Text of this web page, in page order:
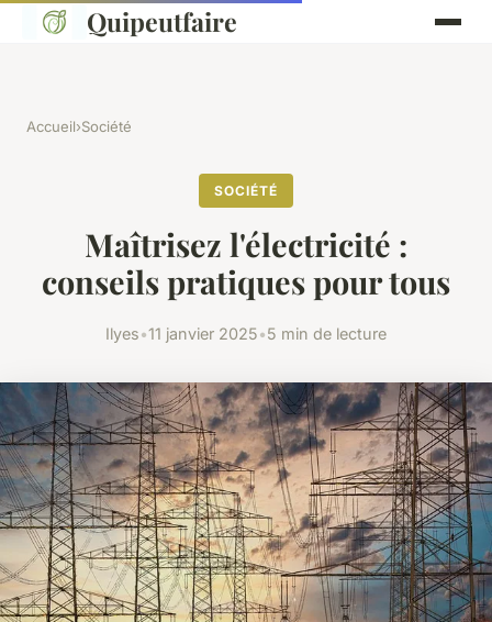
Quipeutfaire
Accueil›Société
SOCIÉTÉ
Maîtrisez l'électricité :
conseils pratiques pour tous
Ilyes•11 janvier 2025•5 min de lecture